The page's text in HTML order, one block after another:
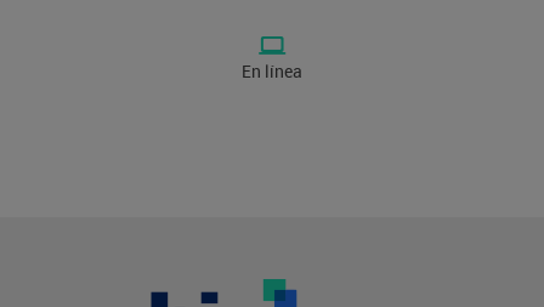
administración para preparar a los graduados con
el conocimiento y las habilidades necesarias para
En línea